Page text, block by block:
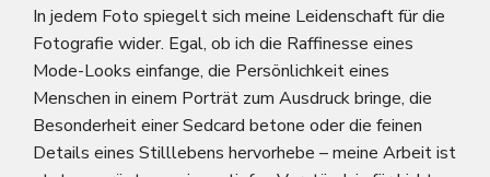
In jedem Foto spiegelt sich meine Leidenschaft für die
Fotografie wider. Egal, ob ich die Raffinesse eines
Mode-Looks einfange, die Persönlichkeit eines
Menschen in einem Porträt zum Ausdruck bringe, die
Besonderheit einer Sedcard betone oder die feinen
Details eines Stilllebens hervorhebe – meine Arbeit ist